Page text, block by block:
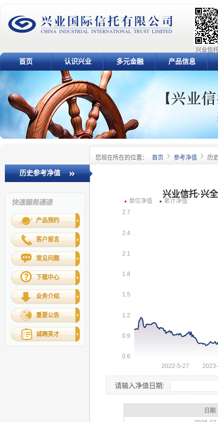
兴业信
首页 认识兴业 多元金融 产品信息
您现在所在的位置： 首页 参考净值 历
历史参考净值
产品预约
客户留言
常见问题
下载中心
业务介绍
重要公告
诚聘英才
请输入净值日期: